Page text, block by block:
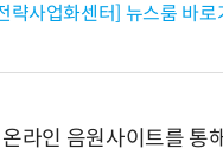
략사업화센터] 뉴스룸 바로
라인 음원사이트를